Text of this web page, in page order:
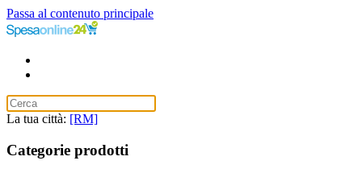
Passa al contenuto principale
La tua città: [RM]
Categorie prodotti